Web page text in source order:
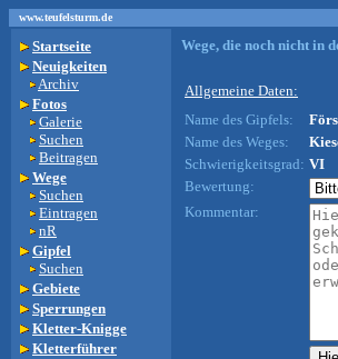
www.teufelsturm.de
Startseite
Neuigkeiten
Archiv
Fotos
Galerie
Suchen
Beitragen
Wege
Suchen
Eintragen
nR
Gipfel
Suchen
Gebiete
Sperrungen
Kletter-Knigge
Kletterführer
Wege, die noch nicht in
Allgemeine Daten:
Name des Gipfels:
Name des Weges:
Schwierigkeitsgrad: VI
Bewertung:
Kommentar: